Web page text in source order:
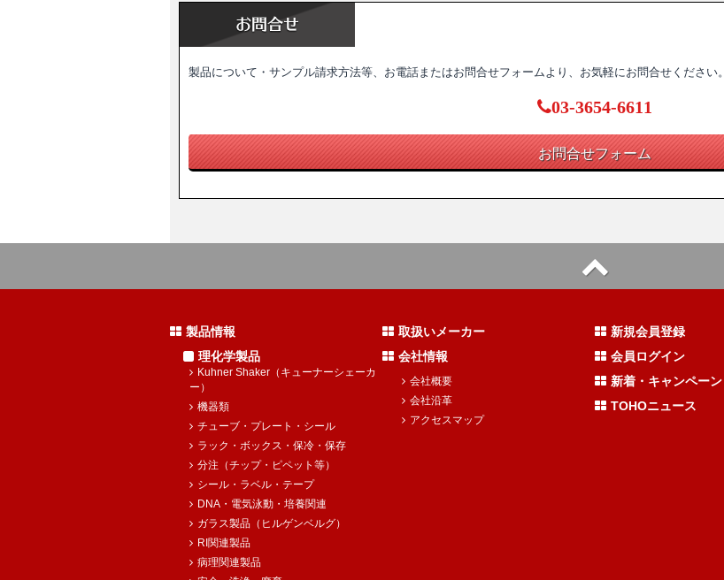
製品について・サンプル請求方法等、お電話またはお問合せフォームより、お気軽にお問合せください。
03-3654-6611
お問合せフォーム
製品情報
理化学製品
Kuhner Shaker（キューナーシェーカ
ー）
機器類
チューブ・プレート・シール
ラック・ボックス・保冷・保存
分注（チップ・ピペット等）
シール・ラベル・テープ
DNA・電気泳動・培養関連
ガラス製品（ヒルゲンベルグ）
RI関連製品
病理関連製品
取扱いメーカー
会社情報
会社概要
会社沿革
アクセスマップ
新規会員登録
会員ログイン
新着・キャンペーン
TOHOニュース